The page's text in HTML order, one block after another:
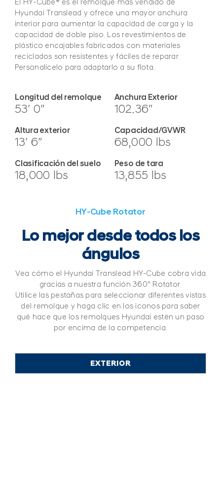
Hyundai Translead y ofrece una mayor anchura
interior para aumentar la capacidad de carga y la
capacidad de doble piso. Los revestimientos de
plástico encajables fabricados con materiales
reciclados son resistentes y fáciles de reparar.
Personalícelo para adaptarlo a su flota.
Longitud del remolque
53′ 0″
Anchura Exterior
102.36″
Altura exterior
13′ 6″
Capacidad/GVWR
68,000 lbs
Clasificación del suelo
18,000 lbs
Peso de tara
13,855 lbs
HY-Cube Rotator
Lo mejor desde todos los
ángulos
Vea cómo el Hyundai Translead HY-Cube cobra vida
gracias a nuestra función 360º Rotator.
Utilice las pestañas para seleccionar diferentes vistas
del remolque y haga clic en los iconos para saber
qué hace que los remolques Hyundai estén un paso
por encima de la competencia.
EXTERIOR